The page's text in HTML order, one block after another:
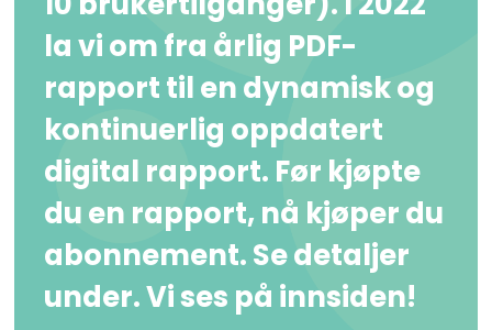
la vi om fra årlig PDF-
rapport til en dynamisk og
kontinuerlig oppdatert
digital rapport. Før kjøpte
du en rapport, nå kjøper du
abonnement. Se detaljer
under. Vi ses på innsiden!